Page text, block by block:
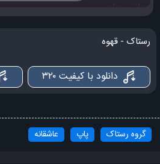
تو نیستی کاری ندارم جز اینکه بشینم تا
اشک رو گونم از سر شوقه عاشق شدم
چشمات دوتا فنجون قهوه اس که عطرش
رستاک - قهوه
دانلود با کیفیت ۳۲۰
گروه رستاک پاپ عاشقانه